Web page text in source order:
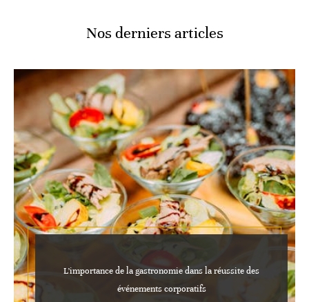
Nos derniers articles
L’importance de la gastronomie dans la réussite des
événements corporatifs